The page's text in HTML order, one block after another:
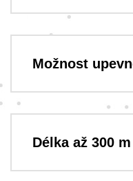
Možnost
Délka až 300 m